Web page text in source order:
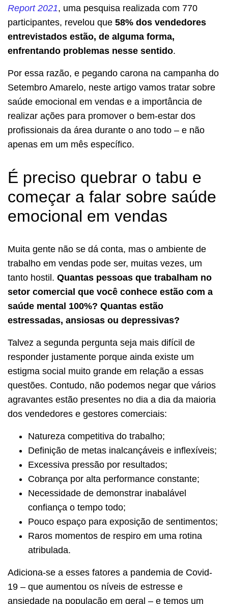
Report 2021, uma pesquisa realizada com 770
participantes, revelou que 58% dos vendedores
entrevistados estão, de alguma forma,
enfrentando problemas nesse sentido.
Por essa razão, e pegando carona na campanha do
Setembro Amarelo, neste artigo vamos tratar sobre
saúde emocional em vendas e a importância de
realizar ações para promover o bem-estar dos
profissionais da área durante o ano todo – e não
apenas em um mês específico.
É preciso quebrar o tabu e
começar a falar sobre saúde
emocional em vendas
Muita gente não se dá conta, mas o ambiente de
trabalho em vendas pode ser, muitas vezes, um
tanto hostil. Quantas pessoas que trabalham no
setor comercial que você conhece estão com a
saúde mental 100%? Quantas estão
estressadas, ansiosas ou depressivas?
Talvez a segunda pergunta seja mais difícil de
responder justamente porque ainda existe um
estigma social muito grande em relação a essas
questões. Contudo, não podemos negar que vários
agravantes estão presentes no dia a dia da maioria
dos vendedores e gestores comerciais:
Natureza competitiva do trabalho;
Definição de metas inalcançáveis e inflexíveis;
Excessiva pressão por resultados;
Cobrança por alta performance constante;
Necessidade de demonstrar inabalável
confiança o tempo todo;
Pouco espaço para exposição de sentimentos;
Raros momentos de respiro em uma rotina
atribulada.
Adiciona-se a esses fatores a pandemia de Covid-
19 – que aumentou os níveis de estresse e
ansiedade na população em geral – e temos um